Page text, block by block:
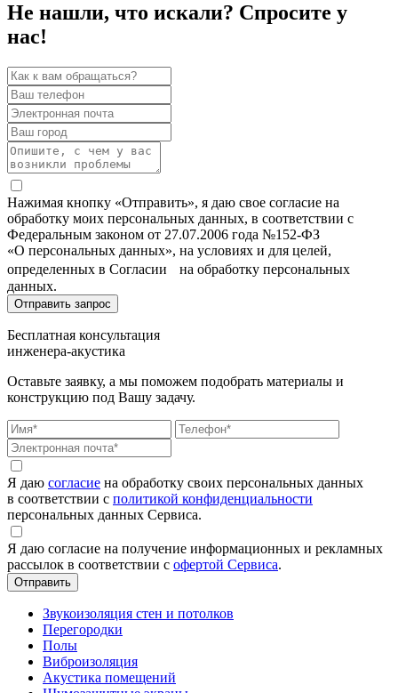
Не нашли, что искали? Спросите у
нас!
Нажимая кнопку «Отправить», я даю свое согласие на
обработку моих персональных данных, в соответствии с
Федеральным законом от 27.07.2006 года №152-ФЗ
«О персональных данных», на условиях и для целей,
определенных в Согласии на обработку персональных
данных.
Бесплатная консультация
инженера-акустика
Оставьте заявку, а мы поможем подобрать материалы и
конструкцию под Вашу задачу.
Я даю согласие на обработку своих персональных данных
в соответствии с политикой конфиденциальности
персональных данных Сервиса.
Я даю согласие на получение информационных и рекламных
рассылок в соответствии с офертой Сервиса.
Звукоизоляция стен и потолков
Перегородки
Полы
Виброизоляция
Акустика помещений